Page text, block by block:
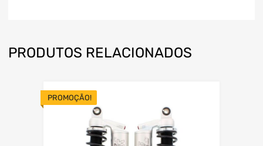
PRODUTOS RELACIONADOS
PROMOÇÃO!